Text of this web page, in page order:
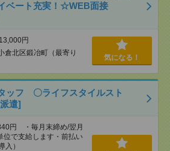
ベート充実！☆WEB面接
円
倉北区鍛冶町（最寄り
気になる！
ッフ 〇ライフスタイルスト
遣]
円 ・毎月末締め/翌月
位で支給します・前払い
入）